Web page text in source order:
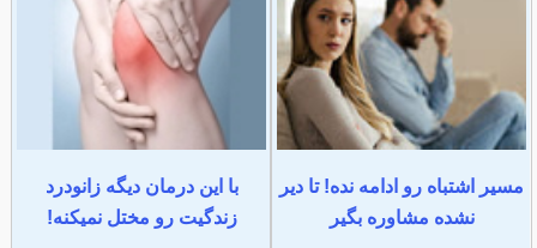
مسیر اشتباه رو ادامه نده! تا دیر
نشده مشاوره بگیر
با این درمان دیگه زانودرد
زندگیت رو مختل نمیکنه!